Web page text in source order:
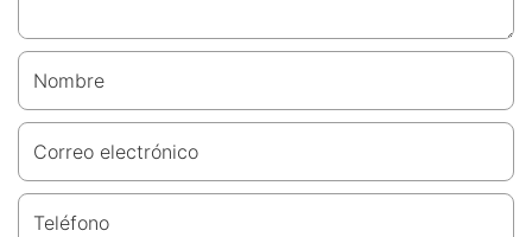
Nombre
Correo electrónico
Teléfono